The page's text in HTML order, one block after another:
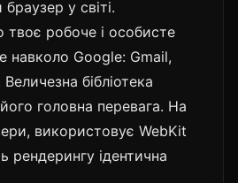
у світі.
твоє робоче і особисте
навколо Google: Gmail,
бібліотека
головна перевага. На
використовує WebKit
ідентична